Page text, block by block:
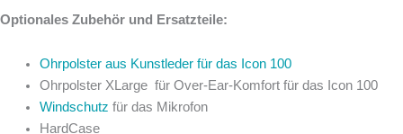
Optionales Zubehör und Ersatzteile:
Ohrpolster aus Kunstleder für das Icon 100
Ohrpolster XLarge für Over-Ear-Komfort für das Icon 100
Windschutz für das Mikrofon
HardCase